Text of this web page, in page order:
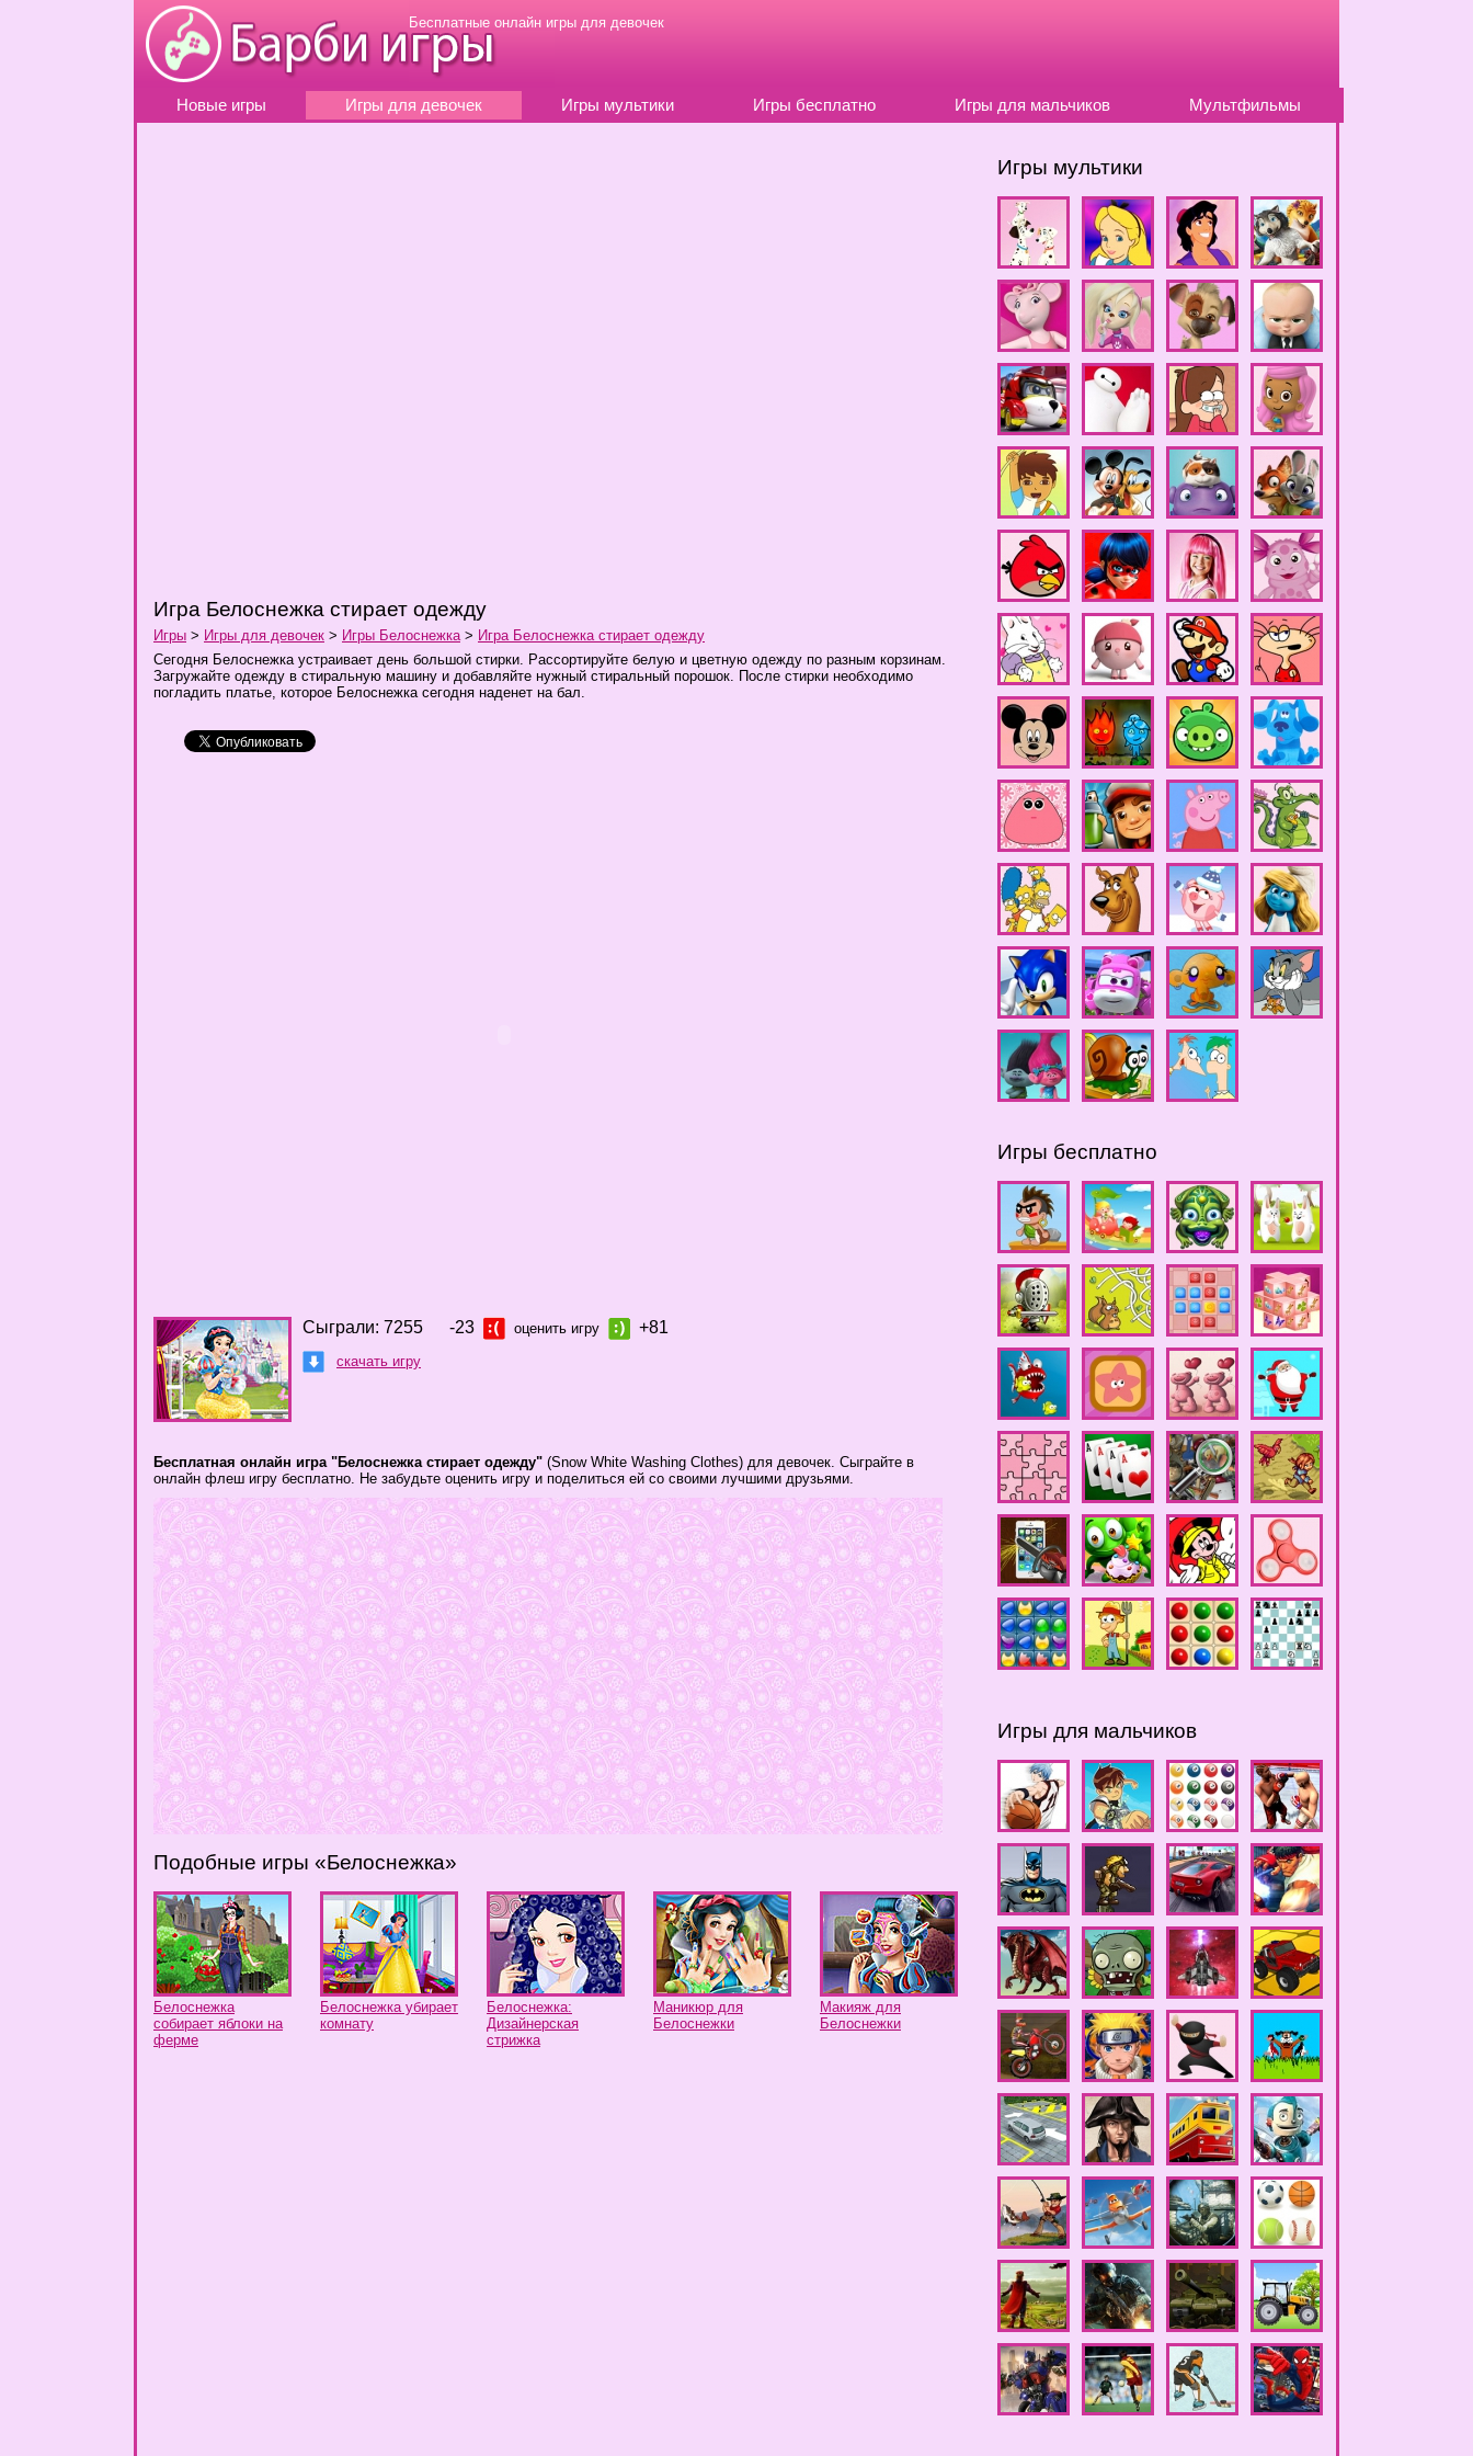
Бесплатные онлайн игры для девочек
Новые игры Игры для девочек Игры мультики Игры бесплатно Игры для мальчиков Мультфильмы
Игра Белоснежка стирает одежду
Игры > Игры для девочек > Игры Белоснежка> Игра Белоснежка стирает одежду
Сегодня Белоснежка устраивает день большой стирки. Рассортируйте белую и цветную одежду по разным корзинам.
Загружайте одежду в стиральную машину и добавляйте нужный стиральный порошок. После стирки необходимо
погладить платье, которое Белоснежка сегодня наденет на бал.
Сыграли: 7255 -23 оценить игру +81
скачать игру
Бесплатная онлайн игра "Белоснежка стирает одежду" (Snow White Washing Clothes) для девочек. Сыграйте в
онлайн флеш игру бесплатно. Не забудьте оценить игру и поделиться ей со своими лучшими друзьями.
Подобные игры «Белоснежка»
Белоснежка
собирает яблоки на
ферме
Белоснежка убирает
комнату
Белоснежка:
Дизайнерская
стрижка
Маникюр для
Белоснежки
Макияж для
Белоснежки
Игры мультики
Игры бесплатно
Игры для мальчиков